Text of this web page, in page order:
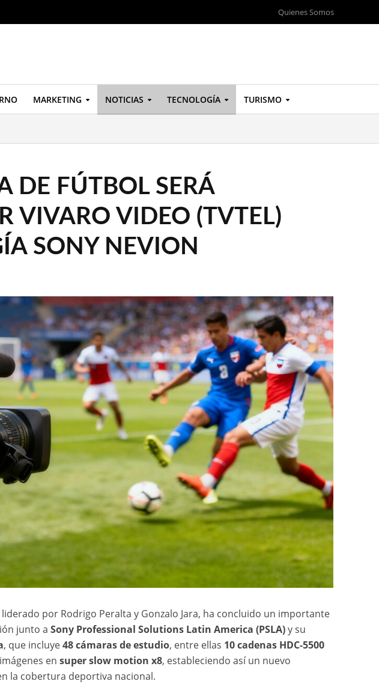
Quienes Somos
MARKETING NOTICIAS TECNOLOGÍA TURISMO
DE FÚTBOL SERÁ
VIVARO VIDEO (TVTEL)
SONY NEVION
liderado por Rodrigo Peralta y Gonzalo Jara, ha concluido un importante
junto aSony Professional Solutions Latin America (PSLA)y su
, que incluye48 cámaras de estudio, entre ellas 10 cadenas HDC-5500
ensuper slow motion x8, estableciendo así un nuevo
la cobertura deportiva nacional.